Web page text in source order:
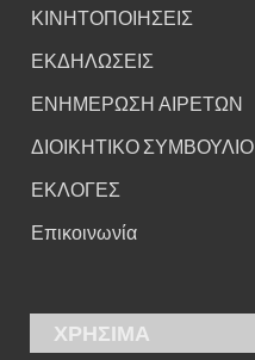
ΚΙΝΗΤΟΠΟΙΗΣΕΙΣ
ΕΚΔΗΛΩΣΕΙΣ
ΕΝΗΜΕΡΩΣΗ ΑΙΡΕΤΩΝ
ΔΙΟΙΚΗΤΙΚΟ ΣΥΜΒΟΥΛΙΟ
ΕΚΛΟΓΕΣ
Επικοινωνία
ΧΡΗΣΙΜΑ